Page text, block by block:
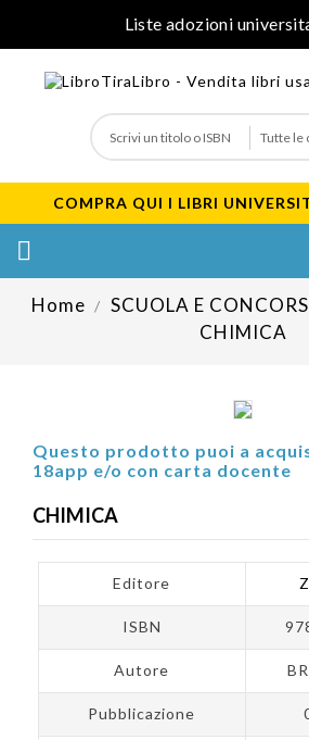
Liste adozioni
COMPRA QUI I LIBRI

Home SCUOLA E
CHIMICA
Questo prodotto puoi a
18app e/o con carta docente
CHIMICA
Editore
ISBN
Autore
Pubblicazione